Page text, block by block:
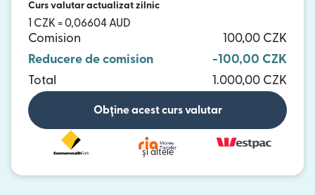
Curs valutar actualizat zilnic
1 CZK = 0,06604 AUD
Comision
100,00 CZK
Reducere de comision
-100,00 CZK
Total
1.000,00 CZK
Obține acest curs valutar
și altele